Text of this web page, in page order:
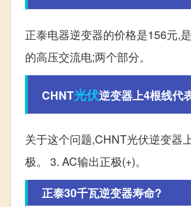
正泰电器逆变器的价格是156元,
的高压交流电;两个部分。
CHNT光伏逆变器上4根线代
关于这个问题,CHNT光伏逆变器
极。 3. AC输出正极(+)。
正泰30千瓦逆变器寿命?